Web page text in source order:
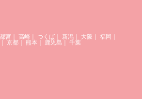
宮 ｜高崎 ｜つくば 新潟 大阪 ｜福岡
｜京都 熊本 鹿児島 ｜千葉